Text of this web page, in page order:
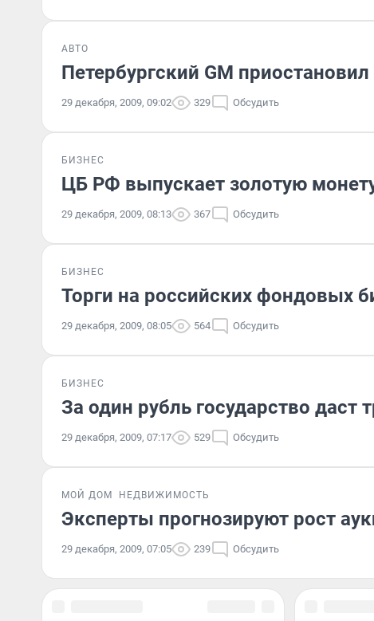
АВТО
Петербургский GM
29 декабря, 2009, 09:02 329 Обсудить
БИЗНЕС
ЦБ РФ выпускает золотую
29 декабря, 2009, 08:13 367 Обсудить
БИЗНЕС
Торги на российских фондовых
29 декабря, 2009, 08:05 564 Обсудить
БИЗНЕС
За один рубль государство даст
29 декабря, 2009, 07:17 529 Обсудить
МОЙ ДОМ НЕДВИЖИМОСТЬ
Эксперты прогнозируют рост
29 декабря, 2009, 07:05 239 Обсудить